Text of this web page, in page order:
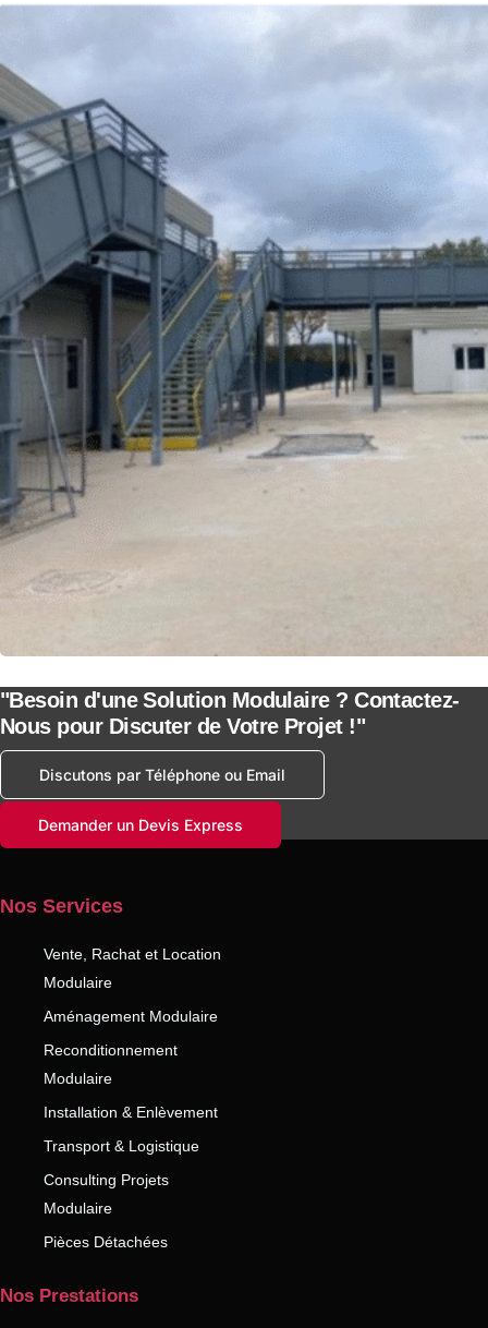
"Besoin d'une Solution Modulaire ? Contactez-
Nous pour Discuter de Votre Projet !"
Discutons par Téléphone ou Email
Demander un Devis Express
Nos Services
Vente, Rachat et Location
Modulaire
Aménagement Modulaire
Reconditionnement
Modulaire
Installation & Enlèvement
Transport & Logistique
Consulting Projets
Modulaire
Pièces Détachées
Nos Prestations